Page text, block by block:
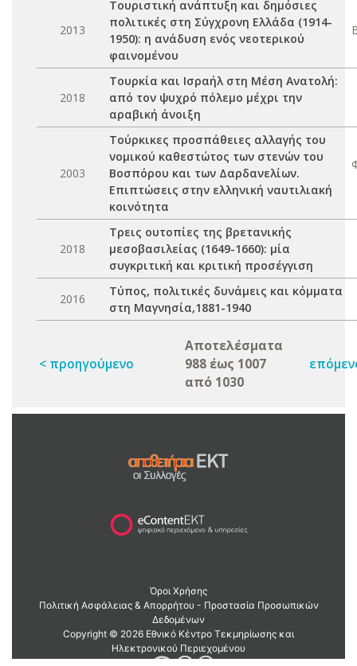
2013
Τουριστική ανάπτυξη και δημόσιες
πολιτικές στη Σύγχρονη Ελλάδα (1914-
1950): η ανάδυση ενός νεοτερικού
φαινομένου
2018
Τουρκία και Ισραήλ στη Μέση Ανατολή:
από τον ψυχρό πόλεμο μέχρι την
αραβική άνοιξη
2003
Τούρκικες προσπάθειες αλλαγής του
νομικού καθεστώτος των στενών του
Βοσπόρου και των Δαρδανελίων.
Επιπτώσεις στην ελληνική ναυτιλιακή
κοινότητα
2018
Τρεις ουτοπίες της βρετανικής
μεσοβασιλείας (1649-1660): μία
συγκριτική και κριτική προσέγγιση
2016
Τύπος, πολιτικές δυνάμεις και κόμματα
στη Μαγνησία,1881-1940
< προηγούμενο
Αποτελέσματα
988 έως 1007
από 1030